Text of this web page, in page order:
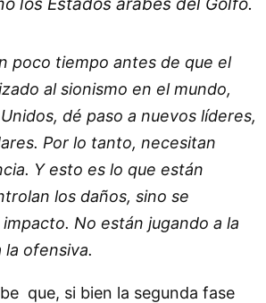
los Estados árabes del Golfo.
poco tiempo antes de que el
al sionismo en el mundo,
dé paso a nuevos líderes,
Por lo tanto, necesitan
Y esto es lo que están
los daños, sino se
No están jugando a la
la ofensiva.
que, si bien la segunda fase